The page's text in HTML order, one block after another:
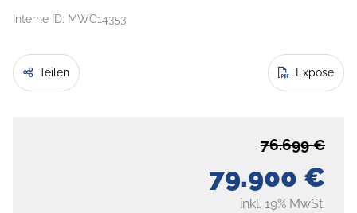
Interne ID: MWC14353
Teilen Exposé
79.900 €
76.699 €
inkl. 19% MwSt.